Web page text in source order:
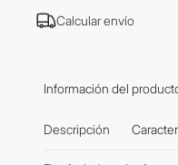
Calcular envío
Información del
Descripción